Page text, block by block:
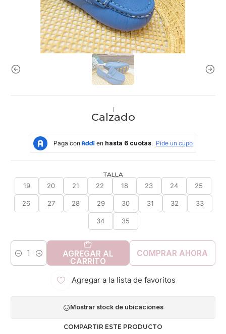
|
Calzado
TALLA
19
20 21 22 18 23 24 25
26 27 28 29 30 31 32 33
34 35
Cantidad AGREGAR AL
CARRITO
COMPRAR AHORA
Agregar a la lista de favoritos
Mostrar stock de ubicaciones
COMPARTIR ESTE PRODUCTO